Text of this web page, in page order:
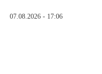
07.08.2026 - 17:06